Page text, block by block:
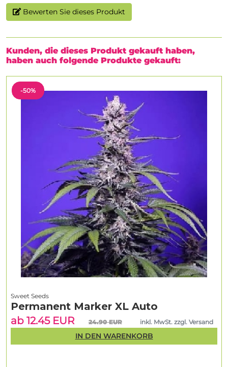
Bewerten Sie dieses Produkt
Kunden, die dieses Produkt gekauft haben,
haben auch folgende Produkte gekauft:
-50%
Sweet Seeds
Permanent Marker XL Auto
ab 12.45 EUR
24.90 EUR inkl. MwSt. zzgl. Versand
IN DEN WARENKORB